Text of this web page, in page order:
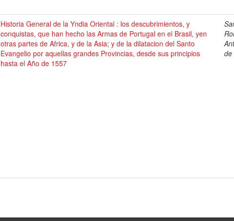
Historia General de la Yndia Oriental : los descubrimientos, y
conquistas, que han hecho las Armas de Portugal en el Brasil, yen
otras partes de Africa, y de la Asia; y de la dilatacion del Santo
Evangelio por aquellas grandes Provincias, desde sus principios
hasta el Año de 1557
de